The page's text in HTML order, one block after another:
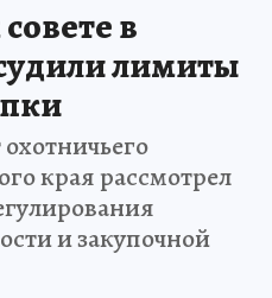
в
лимиты
края рассмотрел
и закупочной